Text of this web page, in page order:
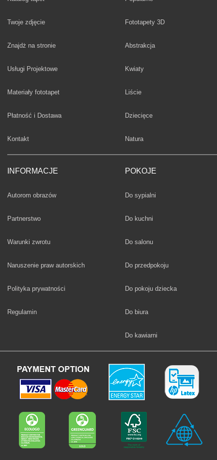
Twoje zdjęcie
Znajdż na stronie
Usługi Projektowe
Materiały fototapet
Płatność i Dostawa
Kontakt
INFORMACJE
Autorom obrazów
Partnerstwo
Warunki zwrotu
Naruszenie praw autorskich
Polityka prywatności
Regulamin
Fototapety 3D
Fototapety
Abstrakcja
Fototapety
Kwiaty
Fototapety
Liście
Fototapety
Dziecięce
Fototapety
Natura
POKOJE
Fototapety
Do sypialni
Fototapety
Do kuchni
Fototapety
Do salonu
Fototapety
Do przedpokoju
Fototapety
Do pokoju dziecka
Fototapety
Do biura
Fototapety
Do kawiarni